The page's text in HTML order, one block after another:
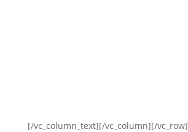
[/vc_column_text][/vc_column][/vc_row]